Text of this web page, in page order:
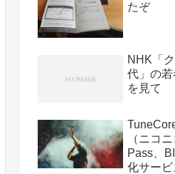
たぞ
NHK「
代」の
を見て
（ニコ
Pass、
化サー